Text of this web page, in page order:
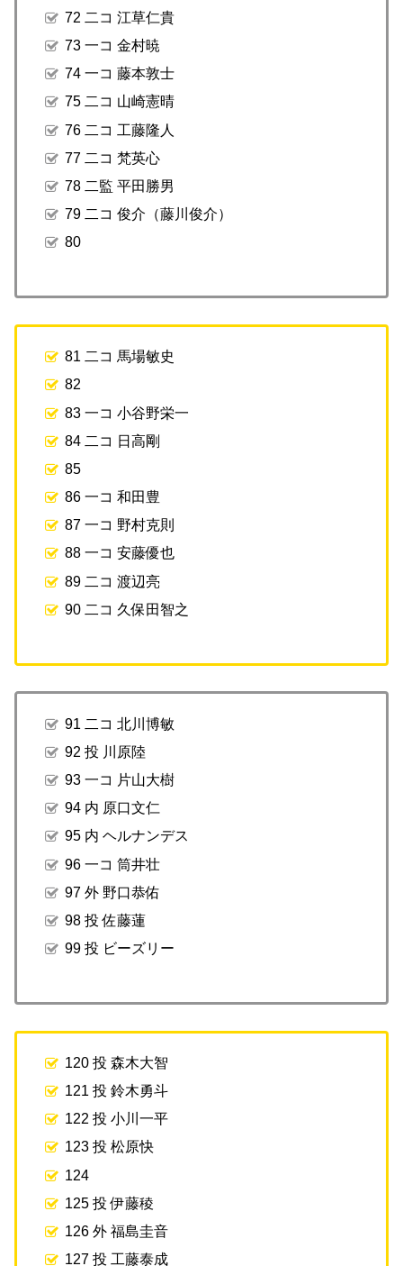
72 二コ 江草仁貴
73 一コ 金村暁
74 一コ 藤本敦士
75 二コ 山崎憲晴
76 二コ 工藤隆人
77 二コ 梵英心
78 二監 平田勝男
79 二コ 俊介（藤川俊介）
80
81 二コ 馬場敏史
82
83 一コ 小谷野栄一
84 二コ 日高剛
85
86 一コ 和田豊
87 一コ 野村克則
88 一コ 安藤優也
89 二コ 渡辺亮
90 二コ 久保田智之
91 二コ 北川博敏
92 投 川原陸
93 一コ 片山大樹
94 内 原口文仁
95 内 ヘルナンデス
96 一コ 筒井壮
97 外 野口恭佑
98 投 佐藤蓮
99 投 ビーズリー
120 投 森木大智
121 投 鈴木勇斗
122 投 小川一平
123 投 松原快
124
125 投 伊藤稜
126 外 福島圭音
127 投 工藤泰成